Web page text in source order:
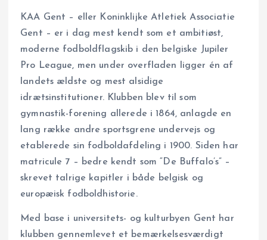
KAA Gent – eller Koninklijke Atletiek Associatie
Gent – er i dag mest kendt som et ambitiøst,
moderne fodboldflagskib i den belgiske Jupiler
Pro League, men under overfladen ligger én af
landets ældste og mest alsidige
idrætsinstitutioner. Klubben blev til som
gymnastik-forening allerede i 1864, anlagde en
lang række andre sportsgrene undervejs og
etablerede sin fodboldafdeling i 1900. Siden har
matricule 7 – bedre kendt som “De Buffalo’s” –
skrevet talrige kapitler i både belgisk og
europæisk fodboldhistorie.
Med base i universitets- og kulturbyen Gent har
klubben gennemlevet et bemærkelsesværdigt